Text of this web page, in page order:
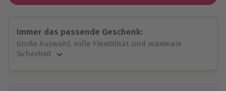
Immer das passende Geschenk:
Große Auswahl, volle Flexibilität und maximale
Sicherheit